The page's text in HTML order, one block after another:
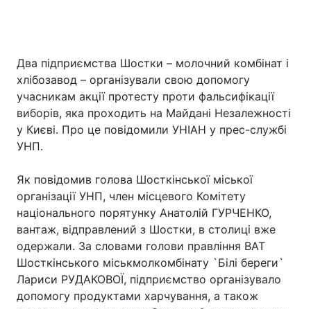
Війна
Два підприємства Шостки – молочний комбінат і
хлібозавод – організували свою допомогу
учасникам акції протесту проти фальсифікації
виборів, яка проходить на Майдані Незалежності
у Києві. Про це повідомили УНІАН у прес-службі
УНП.
Як повідомив голова Шосткінської міської
організації УНП, член місцевого Комітету
національного порятунку Анатолій ГУРЧЕНКО,
вантаж, відправлений з Шостки, в столиці вже
одержали. За словами голови правління ВАТ
Шосткінського міськмолкомбінату `Білі береги`
Лариси РУДАКОВОЇ, підприємство організувало
допомогу продуктами харчування, а також